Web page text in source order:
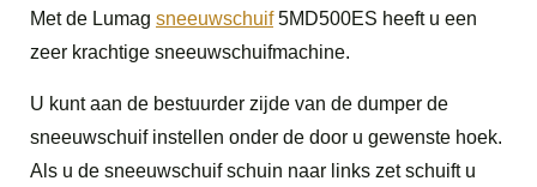
Met de Lumag sneeuwschuif5MD500ES heeft u een
zeer krachtige sneeuwschuifmachine.
U kunt aan de bestuurder zijde van de dumper de
sneeuwschuif instellen onder de door u gewenste hoek.
Als u de sneeuwschuif schuin naar links zet schuift u